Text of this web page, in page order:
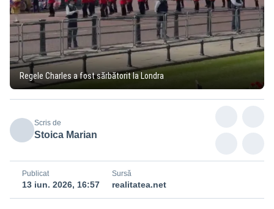
Regele Charles a fost sărbătorit la Londra
Scris de
Stoica Marian
Publicat
13 iun. 2026, 16:57
Sursă
realitatea.net